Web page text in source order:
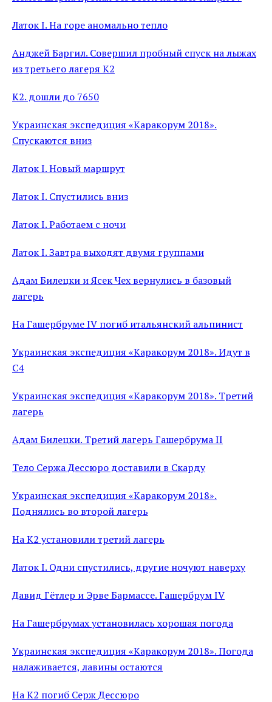
Латок I. На горе аномально тепло
Анджей Баргил. Совершил пробный спуск на лыжах
из третьего лагеря К2
К2. дошли до 7650
Украинская экспедиция «Каракорум 2018».
Спускаются вниз
Латок I. Новый маршрут
Латок I. Спустились вниз
Латок I. Работаем с ночи
Латок I. Завтра выходят двумя группами
Адам Билецки и Ясек Чех вернулись в базовый
лагерь
На Гашербруме IV погиб итальянский альпинист
Украинская экспедиция «Каракорум 2018». Идут в
С4
Украинская экспедиция «Каракорум 2018». Третий
лагерь
Адам Билецки. Третий лагерь Гашербрума II
Тело Сержа Дессюро доставили в Скарду
Украинская экспедиция «Каракорум 2018».
Поднялись во второй лагерь
На К2 установили третий лагерь
Латок I. Одни спустились, другие ночуют наверху
Давид Гётлер и Эрве Бармассе. Гашербрум IV
На Гашербрумах установилась хорошая погода
Украинская экспедиция «Каракорум 2018». Погода
налаживается, лавины остаются
На К2 погиб Серж Дессюро